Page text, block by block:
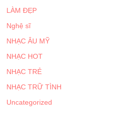
LÀM ĐẸP
Nghệ sĩ
NHẠC ÂU MỸ
NHẠC HOT
NHẠC TRẺ
NHẠC TRỮ TÌNH
Uncategorized